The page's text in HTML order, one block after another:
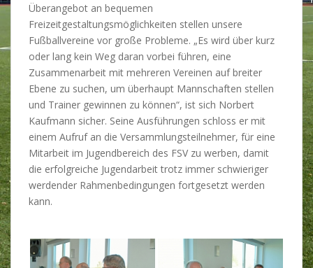
Überangebot an bequemen
Freizeitgestaltungsmöglichkeiten stellen unsere
Fußballvereine vor große Probleme. „Es wird über kurz
oder lang kein Weg daran vorbei führen, eine
Zusammenarbeit mit mehreren Vereinen auf breiter
Ebene zu suchen, um überhaupt Mannschaften stellen
und Trainer gewinnen zu können“, ist sich Norbert
Kaufmann sicher. Seine Ausführungen schloss er mit
einem Aufruf an die Versammlungsteilnehmer, für eine
Mitarbeit im Jugendbereich des FSV zu werben, damit
die erfolgreiche Jugendarbeit trotz immer schwieriger
werdender Rahmenbedingungen fortgesetzt werden
kann.